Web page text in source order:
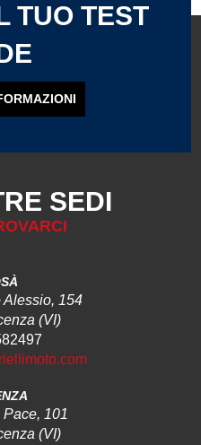
TUO TEST
SEDI
Alessio, 154
(VI)
101
(VI)